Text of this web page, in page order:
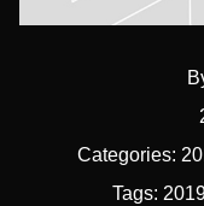
Categories:
Tags: